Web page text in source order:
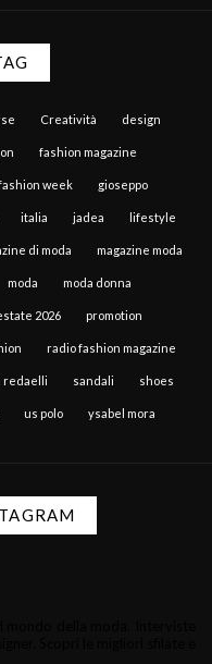
Creatività design
fashion magazine
week gioseppo
italia jadea lifestyle
di moda magazine moda
moda moda donna
2026 promotion
radio fashion magazine
redaelli sandali shoes
us polo ysabel mora